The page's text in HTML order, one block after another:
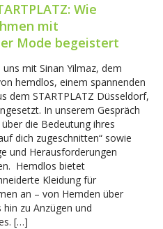
Wie
mit
Mode begeistert
uns mit Sinan Yilmaz, dem
hemdlos, einem spannenden
dem STARTPLATZ Düsseldorf,
In unserem Gespräch
die Bedeutung ihres
dich zugeschnitten“ sowie
und Herausforderungen
Hemdlos bietet
Kleidung für
an – von Hemden über
hin zu Anzügen und
[…]